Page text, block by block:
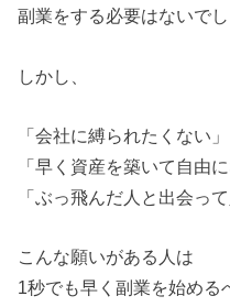
副業をする必要はないでし
しかし、
「会社に縛られたくない」
「早く資産を築いて自由
「ぶっ飛んだ人と出会っ
こんな願いがある人は
1秒でも早く副業を始める